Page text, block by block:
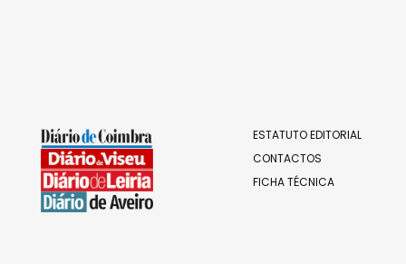
ESTATUTO EDITORIAL
CONTACTOS
FICHA TÉCNICA